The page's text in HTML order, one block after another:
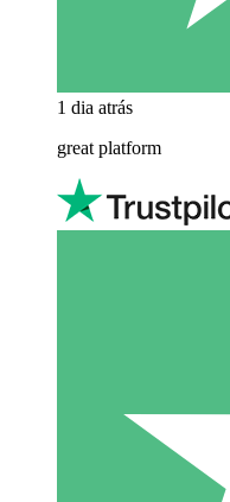
1 dia atrás
great platform